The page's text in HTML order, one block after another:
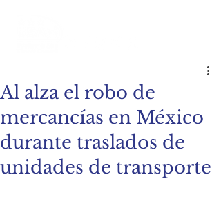
Al alza el robo de
mercancías en México
durante traslados de
unidades de transporte